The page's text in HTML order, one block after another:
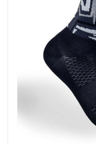
Motoren en onderdelen